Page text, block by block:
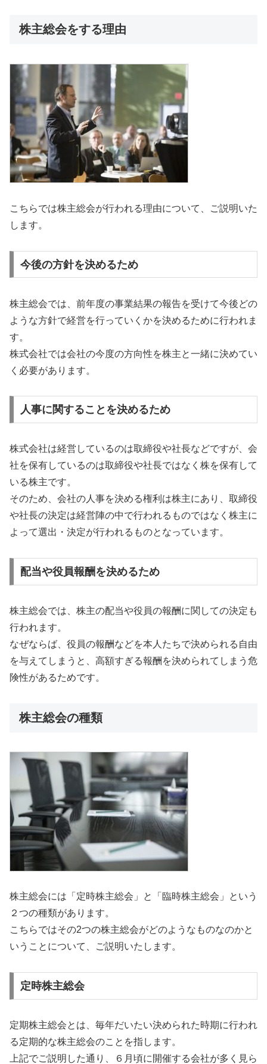
株主総会をする理由
こちらでは株主総会が行われる理由について、ご説明いた
します。
今後の方針を決めるため
株主総会では、前年度の事業結果の報告を受けて今後どの
ような方針で経営を行っていくかを決めるために行われま
す。
株式会社では会社の今度の方向性を株主と一緒に決めてい
く必要があります。
人事に関することを決めるため
株式会社は経営しているのは取締役や社長などですが、会
社を保有しているのは取締役や社長ではなく株を保有して
いる株主です。
そのため、会社の人事を決める権利は株主にあり、取締役
や社長の決定は経営陣の中で行われるものではなく株主に
よって選出・決定が行われるものとなっています。
配当や役員報酬を決めるため
株主総会では、株主の配当や役員の報酬に関しての決定も
行われます。
なぜならば、役員の報酬などを本人たちで決められる自由
を与えてしまうと、高額すぎる報酬を決められてしまう危
険性があるためです。
株主総会の種類
株主総会には「定時株主総会」と「臨時株主総会」という
２つの種類があります。
こちらではその2つの株主総会がどのようなものなのかと
いうことについて、ご説明いたします。
定時株主総会
定期株主総会とは、毎年だいたい決められた時期に行われ
る定期的な株主総会のことを指します。
上記でご説明した通り、６月頃に開催する会社が多く見ら